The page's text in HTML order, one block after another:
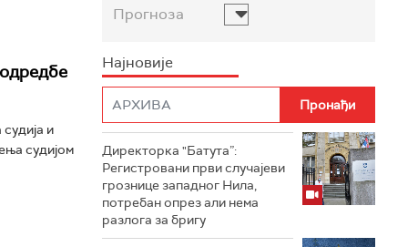
и
судијом
Прогноза
Најновије
Директорка "Батута”:
Регистровани први случајеви
грознице западног Нила,
потребан опрез али нема
разлога за бригу